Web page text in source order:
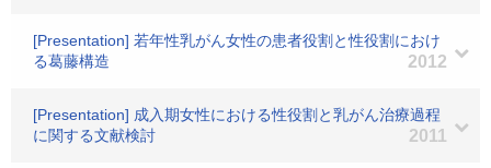
[Presentation] 若年性乳がん女性の患者役割と性役割におけ
る葛藤構造
2012
[Presentation] 成入期女性における性役割と乳がん治療過程
に関する文献検討
2011